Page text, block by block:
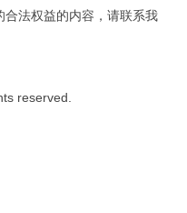
合法权益的内容，请联系我
reserved.